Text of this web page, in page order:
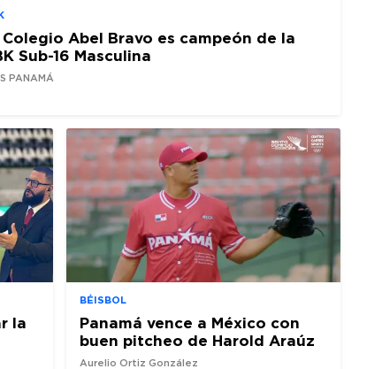
Colegio Abel Bravo es campeón de la
Sub-16 Masculina
PANAMÁ
la
BÉISBOL
Panamá vence a México con
buen pitcheo de Harold Araúz
Aurelio Ortiz González